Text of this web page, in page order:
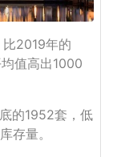
2019年的
值高出1000
的1952套，低
存量。